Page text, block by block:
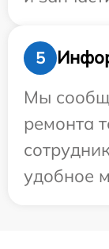
5
Мы
ремонта
удобное